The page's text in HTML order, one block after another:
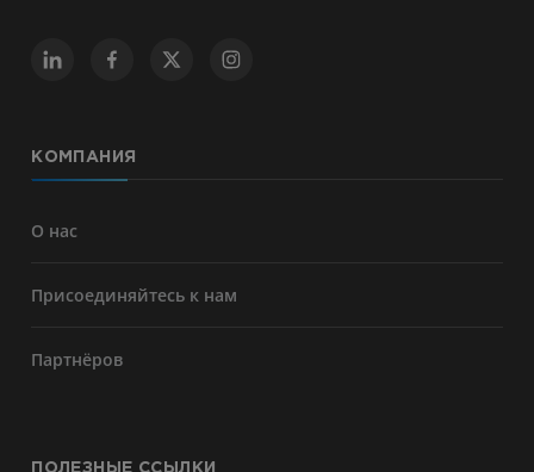
КОМПАНИЯ
О нас
Присоединяйтесь к нам
Партнёров
ПОЛЕЗНЫЕ ССЫЛКИ